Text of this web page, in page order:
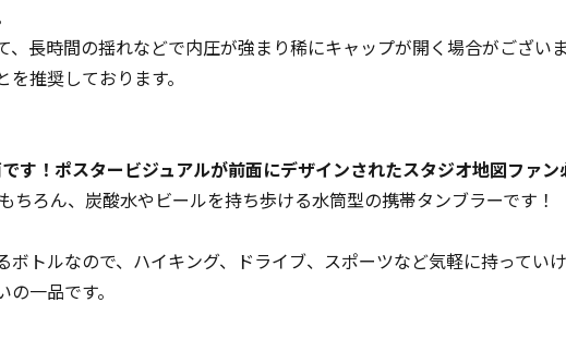
、長時間の揺れなどで内圧が強まり稀にキャップが開く場合がござい
推奨しております。
す！ポスタービジュアルが前面にデザインされたスタジオ地図ファン
ちろん、炭酸水やビールを持ち歩ける水筒型の携帯タンブラーです！
トルなので、ハイキング、ドライブ、スポーツなど気軽に持っていけ
一品です。